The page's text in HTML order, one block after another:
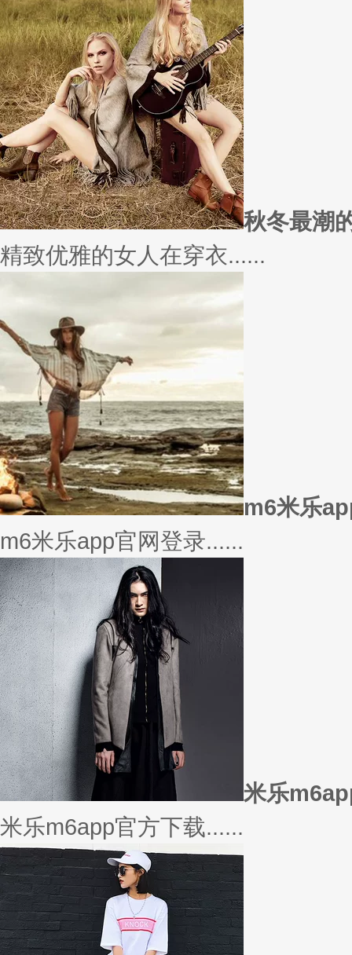
因为经常迁就他人，所以不断委
实......
美丽的衣服对于穿衣打扮的重要
或......